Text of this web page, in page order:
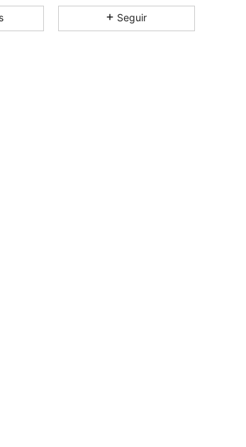
Seguir